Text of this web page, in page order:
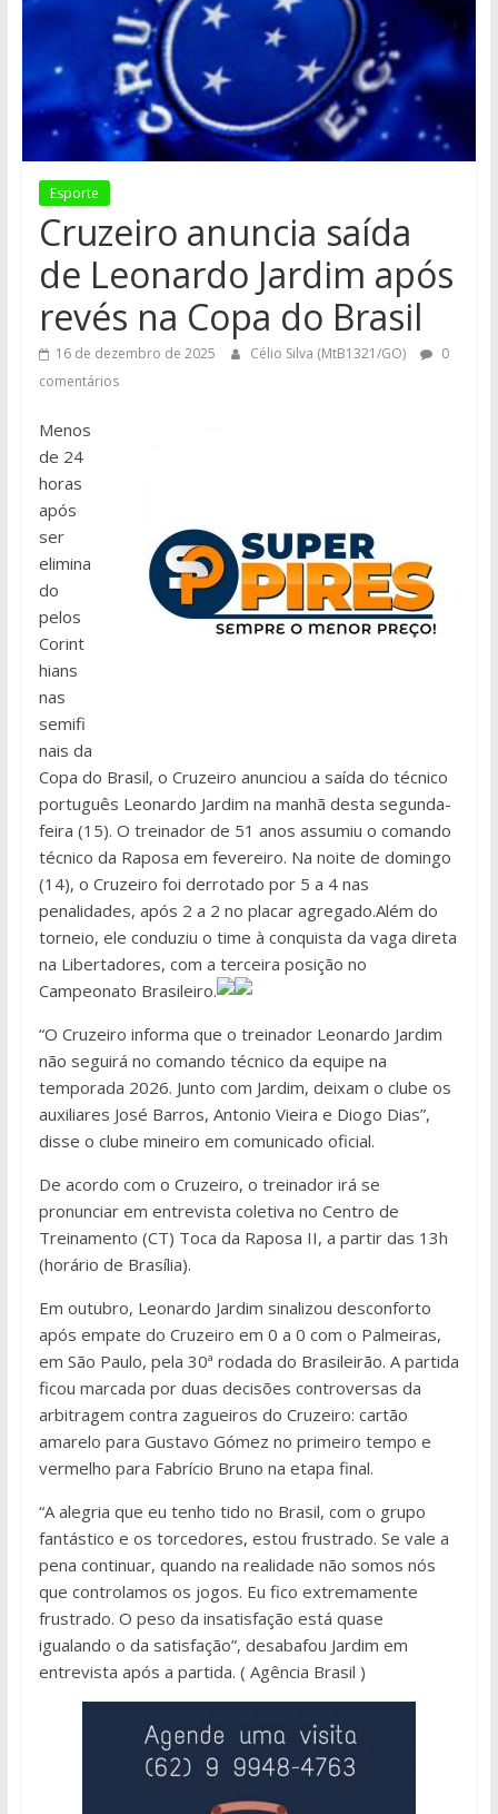
Esporte
Cruzeiro anuncia saída
de Leonardo Jardim após
revés na Copa do Brasil
16 de dezembro de 2025 Célio Silva (MtB1321/GO)
0
comentários
Menos
de 24
horas
após
ser
elimina
do
pelos
Corint
hians
nas
semifi
nais da
Copa do Brasil, o Cruzeiro anunciou a saída do técnico
português Leonardo Jardim na manhã desta segunda-
feira (15). O treinador de 51 anos assumiu o comando
técnico da Raposa em fevereiro. Na noite de domingo
(14), o Cruzeiro foi derrotado por 5 a 4 nas
penalidades, após 2 a 2 no placar agregado.Além do
torneio, ele conduziu o time à conquista da vaga direta
na Libertadores, com a terceira posição no
Campeonato Brasileiro.
“O Cruzeiro informa que o treinador Leonardo Jardim
não seguirá no comando técnico da equipe na
temporada 2026. Junto com Jardim, deixam o clube os
auxiliares José Barros, Antonio Vieira e Diogo Dias”,
disse o clube mineiro em comunicado oficial.
De acordo com o Cruzeiro, o treinador irá se
pronunciar em entrevista coletiva no Centro de
Treinamento (CT) Toca da Raposa II, a partir das 13h
(horário de Brasília).
Em outubro, Leonardo Jardim sinalizou desconforto
após empate do Cruzeiro em 0 a 0 com o Palmeiras,
em São Paulo, pela 30ª rodada do Brasileirão. A partida
ficou marcada por duas decisões controversas da
arbitragem contra zagueiros do Cruzeiro: cartão
amarelo para Gustavo Gómez no primeiro tempo e
vermelho para Fabrício Bruno na etapa final.
“A alegria que eu tenho tido no Brasil, com o grupo
fantástico e os torcedores, estou frustrado. Se vale a
pena continuar, quando na realidade não somos nós
que controlamos os jogos. Eu fico extremamente
frustrado. O peso da insatisfação está quase
igualando o da satisfação”, desabafou Jardim em
entrevista após a partida. ( Agência Brasil )